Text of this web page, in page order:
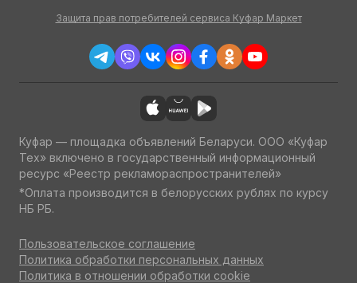
Защита прав потребителей сервиса Куфар Маркет
Куфар — площадка объявлений Беларуси. ООО «Куфар
Тех» включено в государственный информационный
ресурс «Реестр рекламораспространителей»
*Оплата производится в белорусских рублях по курсу
НБ РБ.
Пользовательское соглашение
Политика обработки персональных данных
Политика в отношении обработки cookie